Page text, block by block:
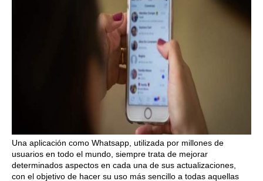
Una aplicación como Whatsapp, utilizada por millones de
usuarios en todo el mundo, siempre trata de mejorar
determinados aspectos en cada una de sus actualizaciones,
con el objetivo de hacer su uso más sencillo a todas aquellas